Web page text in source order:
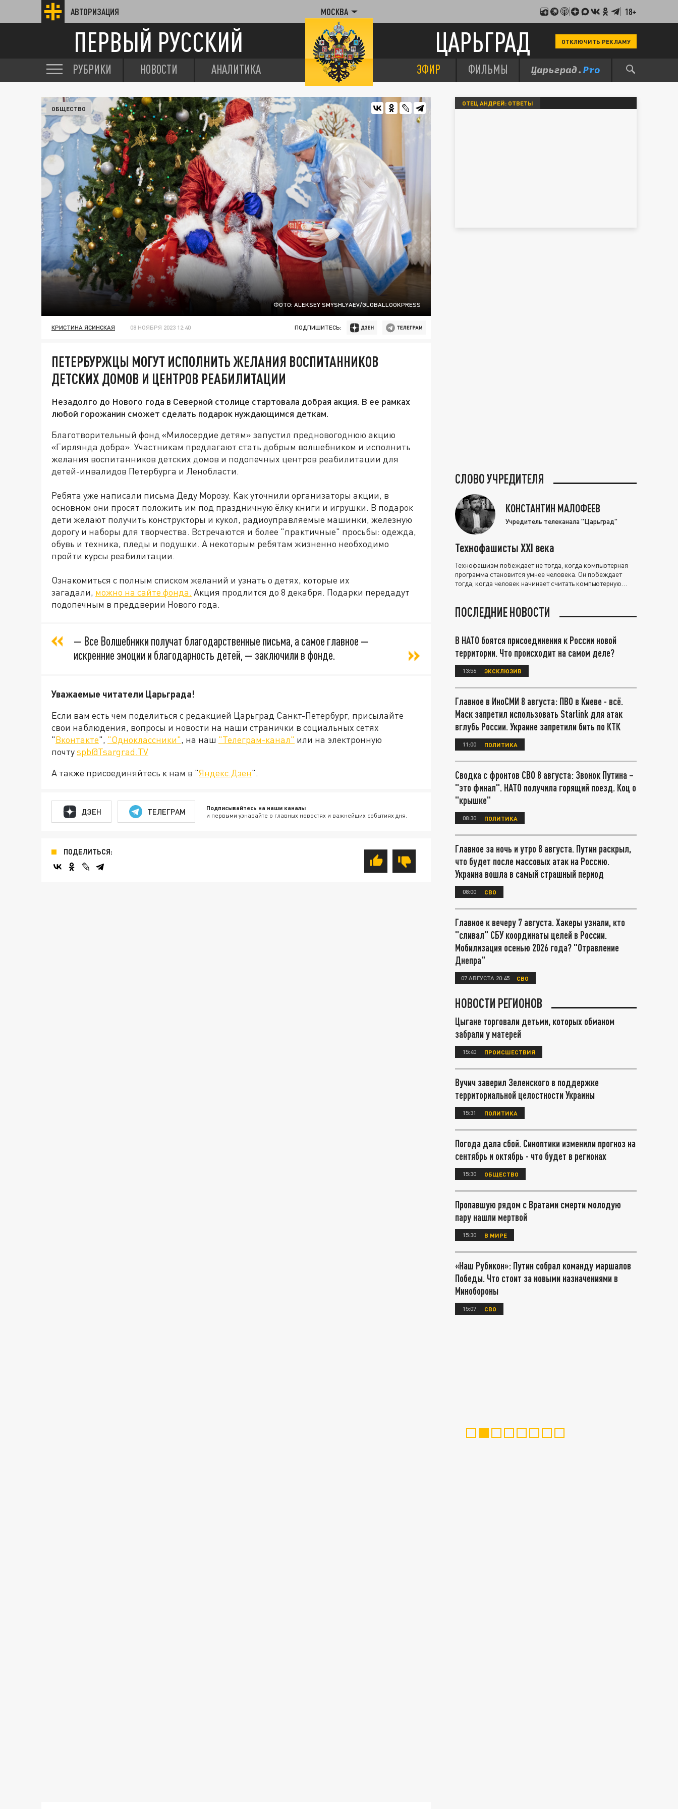
АВТОРИЗАЦИЯ МОСКВА 18+
ПЕРВЫЙ РУССКИЙ ЦАРЬГРАД ОТКЛЮЧИТЬ РЕКЛАМУ
РУБРИКИ НОВОСТИ АНАЛИТИКА ЭФИР ФИЛЬМЫ
ФОТО: ALEKSEY SMYSHLYAEV/GLOBALLOOKPRESS
ОБЩЕСТВО
КРИСТИНА ЯСИНСКАЯ 08 НОЯБРЯ 2023 12:40 ПОДПИШИТЕСЬ:
ПЕТЕРБУРЖЦЫ МОГУТ ИСПОЛНИТЬ ЖЕЛАНИЯ ВОСПИТАННИКОВ
ДЕТСКИХ ДОМОВ И ЦЕНТРОВ РЕАБИЛИТАЦИИ
Незадолго до Нового года в Северной столице стартовала добрая акция. В ее рамках
любой горожанин сможет сделать подарок нуждающимся деткам.
Благотворительный фонд «Милосердие детям» запустил предновогоднюю акцию
«Гирлянда добра». Участникам предлагают стать добрым волшебником и исполнить
желания воспитанников детских домов и подопечных центров реабилитации для
детей-инвалидов Петербурга и Ленобласти.
Ребята уже написали письма Деду Морозу. Как уточнили организаторы акции, в
основном они просят положить им под праздничную ёлку книги и игрушки. В подарок
дети желают получить конструкторы и кукол, радиоуправляемые машинки, железную
дорогу и наборы для творчества. Встречаются и более "практичные" просьбы: одежда,
обувь и техника, пледы и подушки. А некоторым ребятам жизненно необходимо
пройти курсы реабилитации.
Ознакомиться с полным списком желаний и узнать о детях, которые их
загадали, можно на сайте фонда. Акция продлится до 8 декабря. Подарки передадут
подопечным в преддверии Нового года.
— Все Волшебники получат благодарственные письма, а самое главное —
искренние эмоции и благодарность детей, — заключили в фонде.
Уважаемые читатели Царьграда!
Если вам есть чем поделиться с редакцией Царьград Санкт-Петербург, присылайте
свои наблюдения, вопросы и новости на наши странички в социальных сетях
"Вконтакте", "Одноклассники", на наш "Телеграм-канал" или на электронную
почтуspb@Tsargrad.TV
А также присоединяйтесь к нам в "Яндекс.Дзен".
ДЗЕН ТЕЛЕГРАМ Подписывайтесь на наши каналы
и первыми узнавайте о главных новостях и важнейших событиях дня.
ПОДЕЛИТЬСЯ:
ОТЕЦ АНДРЕЙ: ОТВЕТЫ
СЛОВО УЧРЕДИТЕЛЯ
КОНСТАНТИН МАЛОФЕЕВ
Учредитель телеканала "Царьград"
Технофашисты XXI века
Технофашизм побеждает не тогда, когда компьютерная
программа становится умнее человека. Он побеждает
тогда, когда человек начинает считать компьютерную
ПОСЛЕДНИЕ НОВОСТИ
В НАТО боятся присоединения к России новой
территории. Что происходит на самом деле?
13:56 ЭКСКЛЮЗИВ
Главное в ИноСМИ 8 августа: ПВО в Киеве - всё.
Маск запретил использовать Starlink для атак
вглубь России. Украине запретили бить по КТК
11:00 ПОЛИТИКА
Сводка с фронтов СВО 8 августа: Звонок Путина –
"это финал". НАТО получила горящий поезд. Коц о
"крышке"
08:30 ПОЛИТИКА
Главное за ночь и утро 8 августа. Путин раскрыл,
что будет после массовых атак на Россию.
Украина вошла в самый страшный период
08:00 СВО
Главное к вечеру 7 августа. Хакеры узнали, кто
"сливал" СБУ координаты целей в России.
Мобилизация осенью 2026 года? "Отравление
Днепра"
07 АВГУСТА 20:45 СВО
НОВОСТИ РЕГИОНОВ
Цыгане торговали детьми, которых обманом
забрали у матерей
15:40 ПРОИСШЕСТВИЯ
Вучич заверил Зеленского в поддержке
территориальной целостности Украины
15:31 ПОЛИТИКА
Погода дала сбой. Синоптики изменили прогноз на
сентябрь и октябрь - что будет в регионах
15:30 ОБЩЕСТВО
Пропавшую рядом с Вратами смерти молодую
пару нашли мертвой
15:30 В МИРЕ
«Наш Рубикон»: Путин собрал команду маршалов
Победы. Что стоит за новыми назначениями в
Минобороны
15:07 СВО